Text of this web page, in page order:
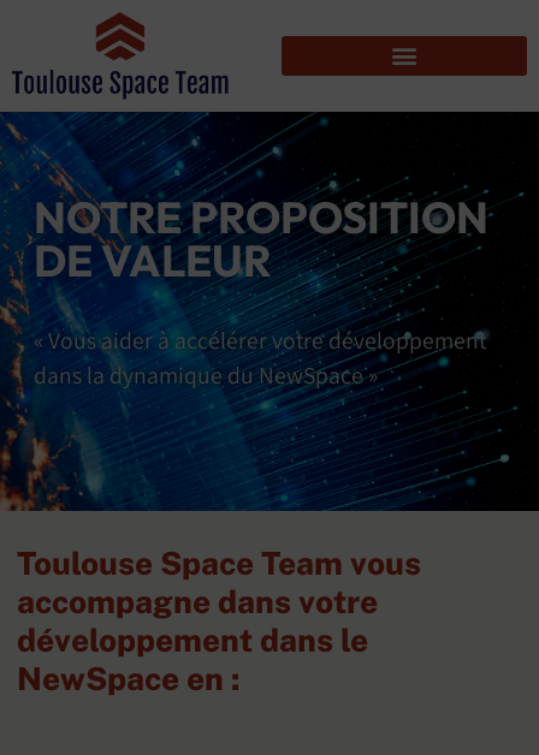
NOTRE PROPOSITION
DE VALEUR
« Vous aider à accélérer votre développement
dans la dynamique du NewSpace »
Toulouse Space Team vous
accompagne dans votre
développement dans le
NewSpace en :